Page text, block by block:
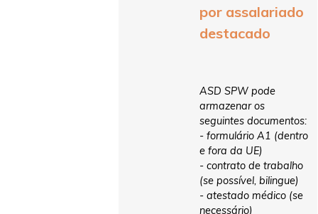
por assalariado
destacado
ASD SPW pode
armazenar os
seguintes documentos:
- formulário A1 (dentro
e fora da UE)
- contrato de trabalho
(se possível, bilingue)
- atestado médico (se
necessário)